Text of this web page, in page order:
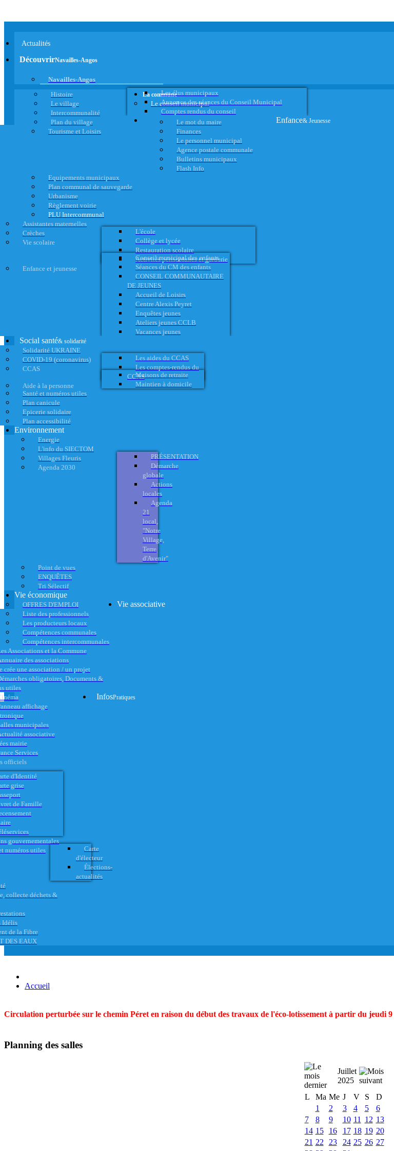
Actualités
DécouvrirNavailles-Angos
Navailles-Angos
Histoire
Le village
Intercommunalité
Plan du village
Tourisme et Loisirs
La commune
Le conseil municipal
Les élus municipaux
Annonce des séances du Conseil Municipal
Comptes rendus du conseil
Le mot du maire
Finances
Le personnel municipal
Agence postale communale
Bulletins municipaux
Flash Info
Equipements municipaux
Plan communal de sauvegarde
Urbanisme
Règlement voirie
PLU Intercommunal
Enfance& Jeunesse
Assistantes maternelles
Crèches
Vie scolaire
L'école
Collège et lycée
Restauration scolaire
Activités périscolaires et garderie
Enfance et jeunesse
Conseil municipal des enfants
Séances du CM des enfants
CONSEIL COMMUNAUTAIRE
DE JEUNES
Accueil de Loisirs
Centre Alexis Peyret
Enquêtes jeunes
Ateliers jeunes CCLB
Vacances jeunes
Social santé& solidarité
Solidarité UKRAINE
COVID-19 (coronavirus)
CCAS
Les aides du CCAS
Les comptes-rendus du
CCAS
Aide à la personne
Maisons de retraite
Maintien à domicile
Santé et numéros utiles
Plan canicule
Epicerie solidaire
Plan accessibilité
Environnement
Energie
L'info du SIECTOM
Villages Fleuris
Agenda 2030
PRÉSENTATION
Démarche
globale
Actions
locales
Agenda
21
local,
"Notre
Village,
Terre
d'Avenir"
Point de vues
ENQUÊTES
Tri Sélectif
Vie économique
OFFRES D'EMPLOI
Liste des professionnels
Les producteurs locaux
Compétences communales
Compétences intercommunales
Vie associative
Associations et la Commune
des associations
crée une association / un projet
obligatoires, Documents &
utiles
affichage
municipales
associative
InfosPratiques
mairie
Services
officiels
d'Identité
grise
de Famille
gouvernementales
numéros utiles
Carte
d'électeur
Élections-
actualités
collecte déchets &
Idélis
de la Fibre
DES EAUX
Accueil
Circulation perturbée sur le chemin Péret en raison du début des travaux de l'éco-lotissement à partir du jeudi 9
Planning des salles
Juillet
2025
L
Ma Me J V S
D
1
2 3 4 5
6
7
8 9 10 11 12 13
14 15 16 17 18 19 20
21 22 23 24 25 26 27